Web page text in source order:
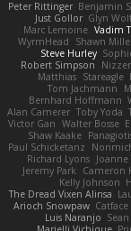
Peter Rittinger Benjamin
Just Gollor Glyn Wolf
Marc Lemoine Vadim
WyrmHead
Shawn
Steve Hurley
Robert Simpson
Matthias Stareagle
Tom Jachmann
Bernhard Hoffmann
Alan Camerer Toby Yoda
Victor Gan Walter Bosse
Shaw Kaake
Paul Schicketanz
Richard Lyons Joanne
Jeremy Park
Cameron
Kelly Johnson
The Dread Vixen Alinsa
Arioch Snowpaw
Luis Naranjo Sean